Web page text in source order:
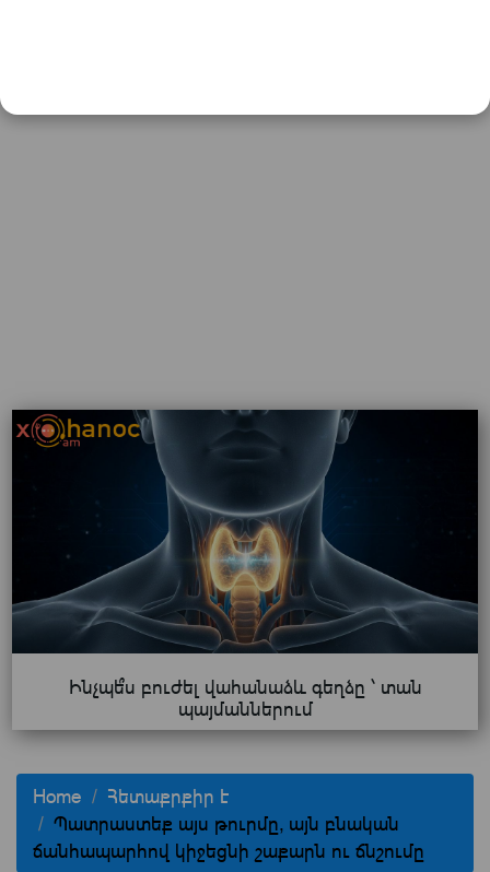
Ինչպե՞ս բուժել վահանաձև գեղձը ՝ տան
պայմաններում
Home
Հետաքրքիր է
Պատրաստեք այս թուրմը, այն բնական
ճանհապարհով կիջեցնի շաքարն ու ճնշումը